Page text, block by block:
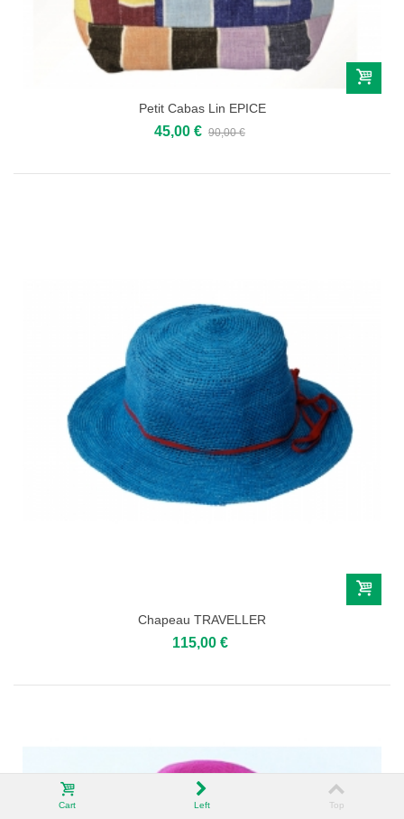
Petit Cabas Lin EPICE
45,00 € 90,00 €
Chapeau TRAVELLER
115,00 €
Cart Left Top